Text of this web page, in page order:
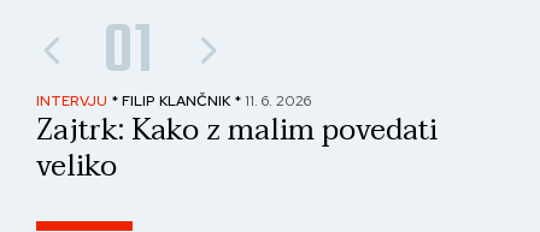
01
INTERVJU * FILIP KLANČNIK * 11. 6. 2026
Zajtrk: Kako z malim povedati
veliko